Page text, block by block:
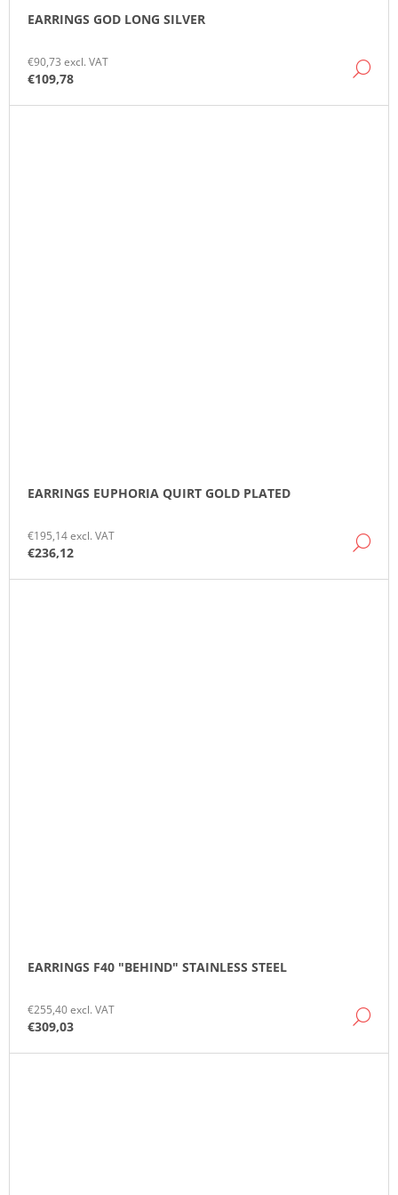
EARRINGS GOD LONG SILVER
€90,73 excl. VAT
€109,78
EARRINGS EUPHORIA QUIRT GOLD PLATED
€195,14 excl. VAT
€236,12
EARRINGS F40 "BEHIND" STAINLESS STEEL
€255,40 excl. VAT
€309,03